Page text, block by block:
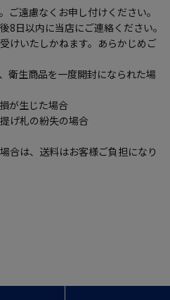
遠慮なくお申し付けください。
日以内に当店にご連絡ください。
けいたしかねます。あらかじめご
生商品を一度開封になられた場
が生じた場合
げ札の紛失の場合
は、送料はお客様ご負担になり